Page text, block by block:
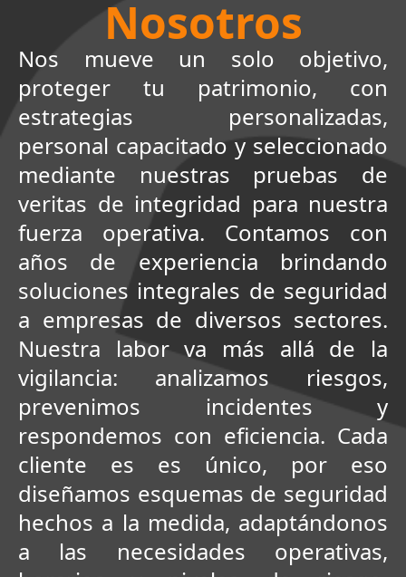
Nosotros
Nos mueve un solo objetivo,
proteger tu patrimonio, con
estrategias personalizadas,
personal capacitado y seleccionado
mediante nuestras pruebas de
veritas de integridad para nuestra
fuerza operativa. Contamos con
años de experiencia brindando
soluciones integrales de seguridad
a empresas de diversos sectores.
Nuestra labor va más allá de la
vigilancia: analizamos riesgos,
prevenimos incidentes y
respondemos con eficiencia. Cada
cliente es es único, por eso
diseñamos esquemas de seguridad
hechos a la medida, adaptándonos
a las necesidades operativas,